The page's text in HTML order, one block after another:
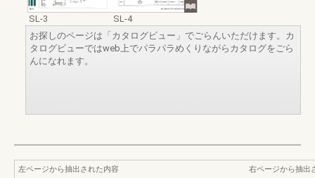
SL-3
SL-4
お探しのページは「カタログビュー」でごらんいただけます。カ
タログビューではweb上でパラパラめくりながらカタログをごら
んになれます。
左ページから抽出された内容
右ページから抽出